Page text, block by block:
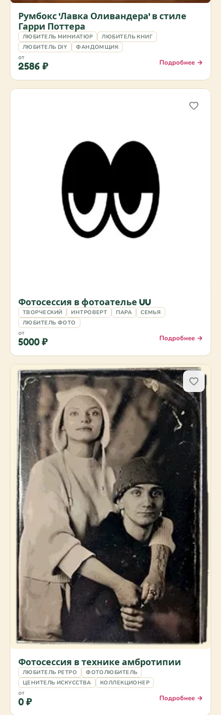
Румбокс 'Лавка Оливандера' в стиле
Гарри Поттера
ЛЮБИТЕЛЬ МИНИАТЮР
ЛЮБИТЕЛЬ КНИГ
ЛЮБИТЕЛЬ DIY
ФАНДОМЩИК
от
2586 ₽ Подробнее →
Фотосессия в фотоателье UU
ТВОРЧЕСКИЙ ИНТРОВЕРТ ПАРА
СЕМЬЯ
ЛЮБИТЕЛЬ ФОТО
от
5000 ₽ Подробнее →
Фотосессия в технике амбротипии
ЛЮБИТЕЛЬ РЕТРО
ФОТОЛЮБИТЕЛЬ
ЦЕНИТЕЛЬ ИСКУССТВА
КОЛЛЕКЦИОНЕР
от
0 ₽ Подробнее →